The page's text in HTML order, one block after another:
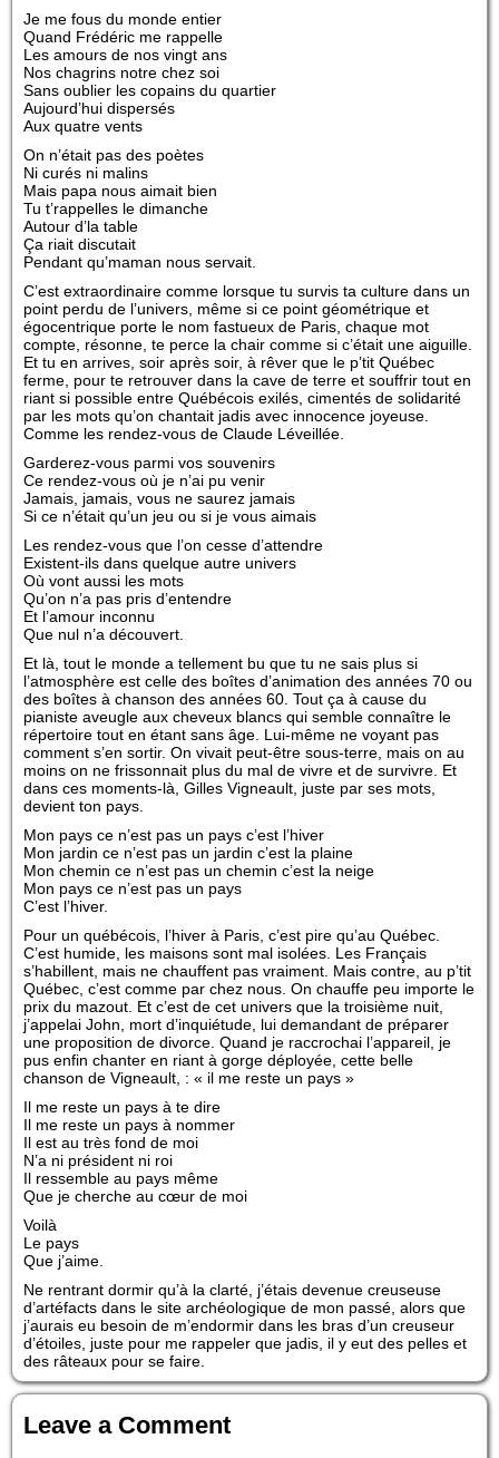
Je me fous du monde entier
Quand Frédéric me rappelle
Les amours de nos vingt ans
Nos chagrins notre chez soi
Sans oublier les copains du quartier
Aujourd’hui dispersés
Aux quatre vents
On n’était pas des poètes
Ni curés ni malins
Mais papa nous aimait bien
Tu t’rappelles le dimanche
Autour d’la table
Ça riait discutait
Pendant qu’maman nous servait.
C’est extraordinaire comme lorsque tu survis ta culture dans un
point perdu de l’univers, même si ce point géométrique et
égocentrique porte le nom fastueux de Paris, chaque mot
compte, résonne, te perce la chair comme si c’était une aiguille.
Et tu en arrives, soir après soir, à rêver que le p’tit Québec
ferme, pour te retrouver dans la cave de terre et souffrir tout en
riant si possible entre Québécois exilés, cimentés de solidarité
par les mots qu’on chantait jadis avec innocence joyeuse.
Comme les rendez-vous de Claude Léveillée.
Garderez-vous parmi vos souvenirs
Ce rendez-vous où je n’ai pu venir
Jamais, jamais, vous ne saurez jamais
Si ce n’était qu’un jeu ou si je vous aimais
Les rendez-vous que l’on cesse d’attendre
Existent-ils dans quelque autre univers
Où vont aussi les mots
Qu’on n’a pas pris d’entendre
Et l’amour inconnu
Que nul n’a découvert.
Et là, tout le monde a tellement bu que tu ne sais plus si
l’atmosphère est celle des boîtes d’animation des années 70 ou
des boîtes à chanson des années 60. Tout ça à cause du
pianiste aveugle aux cheveux blancs qui semble connaître le
répertoire tout en étant sans âge. Lui-même ne voyant pas
comment s’en sortir. On vivait peut-être sous-terre, mais on au
moins on ne frissonnait plus du mal de vivre et de survivre. Et
dans ces moments-là, Gilles Vigneault, juste par ses mots,
devient ton pays.
Mon pays ce n’est pas un pays c’est l’hiver
Mon jardin ce n’est pas un jardin c’est la plaine
Mon chemin ce n’est pas un chemin c’est la neige
Mon pays ce n’est pas un pays
C’est l’hiver.
Pour un québécois, l’hiver à Paris, c’est pire qu’au Québec.
C’est humide, les maisons sont mal isolées. Les Français
s’habillent, mais ne chauffent pas vraiment. Mais contre, au p’tit
Québec, c’est comme par chez nous. On chauffe peu importe le
prix du mazout. Et c’est de cet univers que la troisième nuit,
j’appelai John, mort d’inquiétude, lui demandant de préparer
une proposition de divorce. Quand je raccrochai l’appareil, je
pus enfin chanter en riant à gorge déployée, cette belle
chanson de Vigneault, : « il me reste un pays »
Il me reste un pays à te dire
Il me reste un pays à nommer
Il est au très fond de moi
N’a ni président ni roi
Il ressemble au pays même
Que je cherche au cœur de moi
Voilà
Le pays
Que j’aime.
Ne rentrant dormir qu’à la clarté, j’étais devenue creuseuse
d’artéfacts dans le site archéologique de mon passé, alors que
j’aurais eu besoin de m’endormir dans les bras d’un creuseur
d’étoiles, juste pour me rappeler que jadis, il y eut des pelles et
des râteaux pour se faire.
Leave a Comment